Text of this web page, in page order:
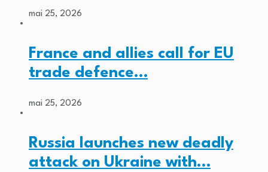
mai 25, 2026
France and allies call for EU
trade defence…
mai 25, 2026
Russia launches new deadly
attack on Ukraine with…